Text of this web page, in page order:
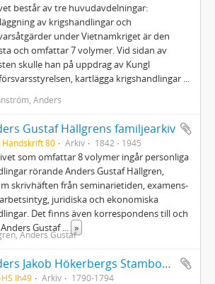
består av tre huvudavdelningar:
av krigshandlingar och
under Vietnamkriget är den
och omfattar 7 volymer. Vid sidan av
skulle han på uppdrag av Kungl
kartlägga krigshandlingar
Anders
Gustaf Hällgrens familjearkiv
Handskrift 80 Arkiv 1842 - 1945
som omfattar 8 volymer ingår personliga
rörande Anders Gustaf Hällgren,
skrivhäften från seminarietiden, examens-
juridiska och ekonomiska
Det finns även korrespondens till och
Gustaf
»
Anders Gustaf
Anders Jakob Hökerbergs Stambok: Album amiçorum qvorum familiariori çonsortio uti, dedit fortuna
HS Ih49 Arkiv 1790-1794